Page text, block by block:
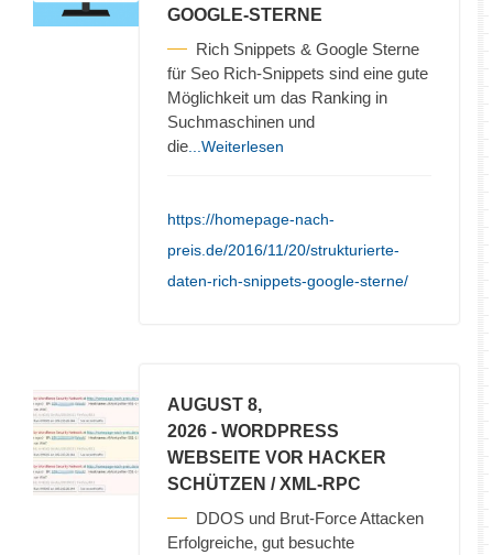
GOOGLE-STERNE
Rich Snippets & Google Sterne
für Seo Rich-Snippets sind eine gute
Möglichkeit um das Ranking in
Suchmaschinen und
die ...Weiterlesen
https://homepage-nach-
preis.de/2016/11/20/strukturierte-
daten-rich-snippets-google-sterne/
AUGUST 8,
2026 - WORDPRESS
WEBSEITE VOR HACKER
SCHÜTZEN / XML-RPC
DDOS und Brut-Force Attacken
Erfolgreiche, gut besuchte